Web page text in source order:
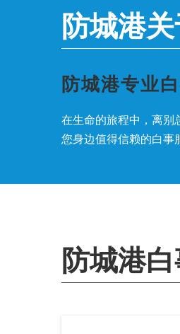
防城港
防城港专业
在生命的旅程中，离别
您身边值得信赖的白事
防城港